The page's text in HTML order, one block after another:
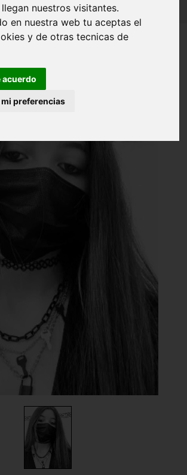
nuestros visitantes.
en nuestra web tu aceptas el
y de otras tecnicas de
acuerdo
preferencias